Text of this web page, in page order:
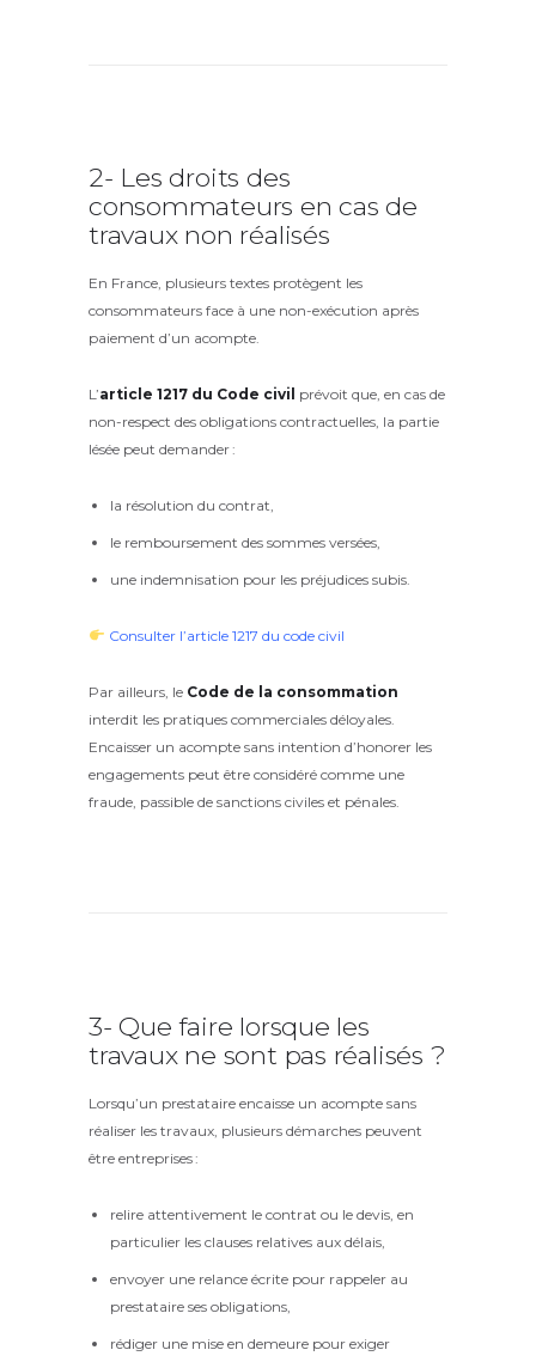
2- Les droits des
consommateurs en cas de
travaux non réalisés
En France, plusieurs textes protègent les
consommateurs face à une non-exécution après
paiement d’un acompte.
L’article 1217 du Code civil prévoit que, en cas de
non-respect des obligations contractuelles, la partie
lésée peut demander :
la résolution du contrat,
le remboursement des sommes versées,
une indemnisation pour les préjudices subis.
Consulter l’article 1217 du code civil
Par ailleurs, le Code de la consommation
interdit les pratiques commerciales déloyales.
Encaisser un acompte sans intention d’honorer les
engagements peut être considéré comme une
fraude, passible de sanctions civiles et pénales.
3- Que faire lorsque les
travaux ne sont pas réalisés ?
Lorsqu’un prestataire encaisse un acompte sans
réaliser les travaux, plusieurs démarches peuvent
être entreprises :
relire attentivement le contrat ou le devis, en
particulier les clauses relatives aux délais,
envoyer une relance écrite pour rappeler au
prestataire ses obligations,
rédiger une mise en demeure pour exiger